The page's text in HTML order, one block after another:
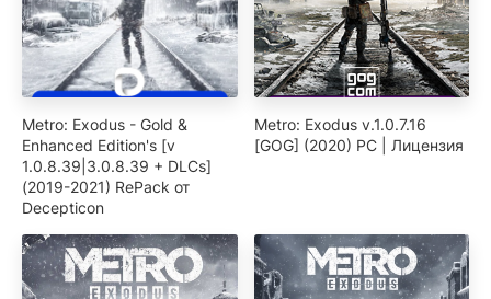
Metro: Exodus - Gold &
Enhanced Edition's [v
1.0.8.39|3.0.8.39 + DLCs]
(2019-2021) RePack от
Decepticon
Metro: Exodus v.1.0.7.16
[GOG] (2020) PC | Лицензия